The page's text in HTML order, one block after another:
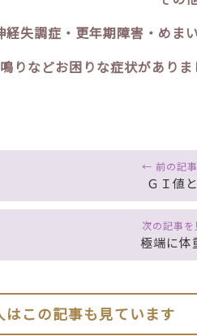
経失調症・更年期障害・めま
りなどお困りな症状がありま
ＧＩ値
極端に体
はこの記事も見ています